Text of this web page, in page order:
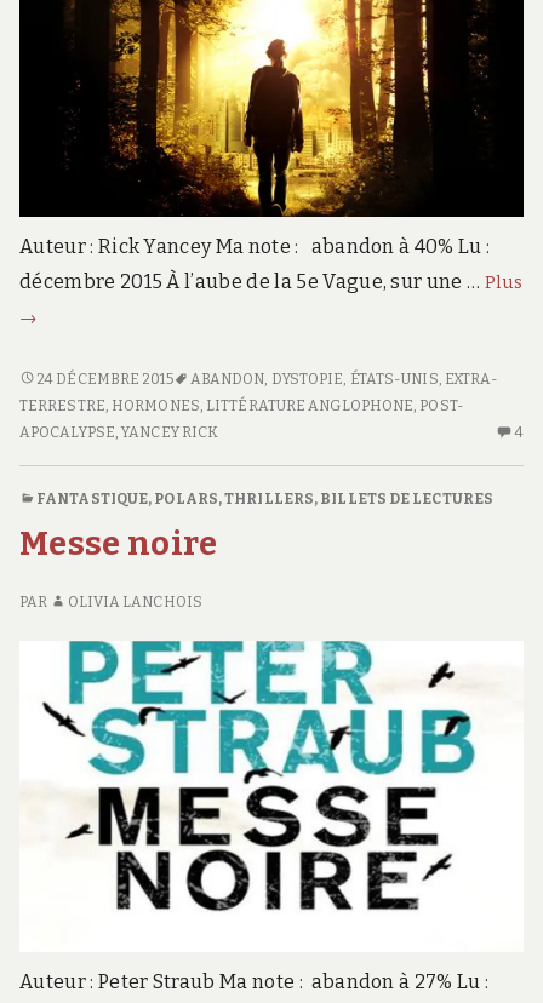
Auteur : Rick Yancey Ma note : abandon à 40% Lu :
décembre 2015 À l’aube de la 5e Vague, sur une … Plus
La
vague
→
LA
5E
VAGUE
24 DÉCEMBRE 2015 ABANDON, DYSTOPIE, ÉTATS-UNIS, EXTRA-
TERRESTRE, HORMONES, LITTÉRATURE ANGLOPHONE, POST-
APOCALYPSE,YANCEY RICK 4
FANTASTIQUE, POLARS, THRILLERS, BILLETS DE LECTURES
Messe noire
PAR OLIVIA LANCHOIS
Auteur : Peter Straub Ma note : abandon à 27% Lu :